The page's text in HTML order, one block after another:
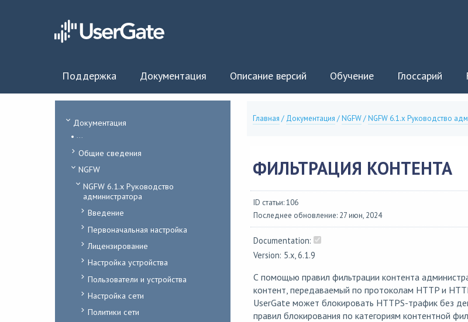
Поддержка Документация Описание версий Обучение Глоссарий
Документация
...
Общие сведения
NGFW
NGFW 6.1.x Руководство
администратора
Введение
Первоначальная настройка
Лицензирование
Настройка устройства
Пользователи и устройства
Настройка сети
Политики сети
Главная / Документация /NGFW/NGFW 6.1.x Руководство
ФИЛЬТРАЦИЯ КОНТЕНТА
ID статьи: 106
Последнее обновление: 27 июн, 2024
Documentation:
Version: 5.x, 6.1.9
С помощью правил фильтрации контента
контент, передаваемый по протоколам HTTP и
UserGate может блокировать HTTPS-трафик без
правил блокирования по категориям контентной